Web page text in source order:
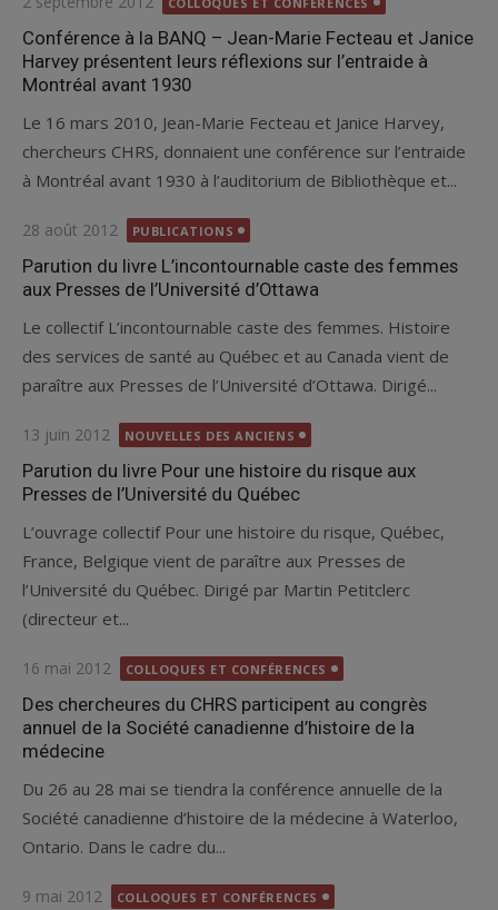
on
Conférence à la BANQ – Jean-Marie Fecteau et Janice
Harvey présentent leurs réflexions sur l’entraide à
Montréal avant 1930
Le 16 mars 2010, Jean-Marie Fecteau et Janice Harvey,
chercheurs CHRS, donnaient une conférence sur l’entraide
à Montréal avant 1930 à l’auditorium de Bibliothèque et...
Posted
on
28 août 2012 PUBLICATIONS
Parution du livre L’incontournable caste des femmes
aux Presses de l’Université d’Ottawa
Le collectif L’incontournable caste des femmes. Histoire
des services de santé au Québec et au Canada vient de
paraître aux Presses de l’Université d’Ottawa. Dirigé...
Posted
on
13 juin 2012 NOUVELLES DES ANCIENS
Parution du livre Pour une histoire du risque aux
Presses de l’Université du Québec
L’ouvrage collectif Pour une histoire du risque, Québec,
France, Belgique vient de paraître aux Presses de
l’Université du Québec. Dirigé par Martin Petitclerc
(directeur et...
Posted
on
16 mai 2012 COLLOQUES ET CONFÉRENCES
Des chercheures du CHRS participent au congrès
annuel de la Société canadienne d’histoire de la
médecine
Du 26 au 28 mai se tiendra la conférence annuelle de la
Société canadienne d’histoire de la médecine à Waterloo,
Ontario. Dans le cadre du...
Posted
9 mai 2012 COLLOQUES ET CONFÉRENCES